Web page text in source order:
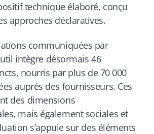
technique élaboré, conçu
approches déclaratives.
communiquées par
intègre désormais 46
nourris par plus de 70 000
auprès des fournisseurs. Ces
des dimensions
mais également sociales et
s’appuie sur des éléments